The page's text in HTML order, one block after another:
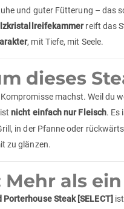
und guter Fütterung – das
reift das
, mit Tiefe, mit Seele.
dieses
Kompromisse machst. Weil du
istnicht einfach nur Fleisch. Es
in der Pfanne oder
zu glänzen.
Mehr als
Porterhouse Steak [SELECT]